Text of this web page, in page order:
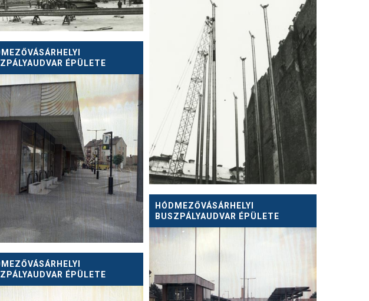
ÉPÜLETE
HÓDMEZŐVÁSÁRHELYI
BUSZPÁLYAUDVAR ÉPÜLETE
ÉPÜLETE